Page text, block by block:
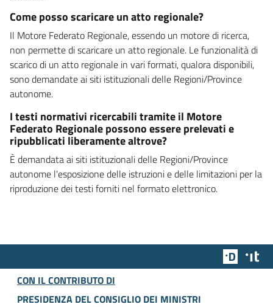
Come posso scaricare un atto regionale?
Il Motore Federato Regionale, essendo un motore di ricerca,
non permette di scaricare un atto regionale. Le funzionalità di
scarico di un atto regionale in vari formati, qualora disponibili,
sono demandate ai siti istituzionali delle Regioni/Province
autonome.
I testi normativi ricercabili tramite il Motore
Federato Regionale possono essere prelevati e
ripubblicati liberamente altrove?
È demandata ai siti istituzionali delle Regioni/Province
autonome l'esposizione delle istruzioni e delle limitazioni per la
riproduzione dei testi forniti nel formato elettronico.
Team
CON IL CONTRIBUTO DI
PRESIDENZA DEL CONSIGLIO DEI MINISTRI